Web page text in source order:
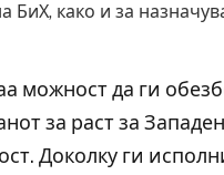
БиХ, како и за
можност да ги
за раст за
Доколку ги
Калимнос, Крит, …